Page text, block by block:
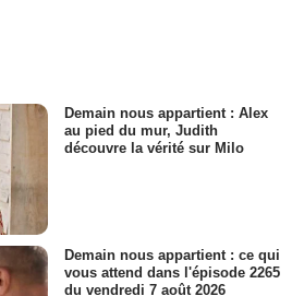
Demain nous appartient : Alex
au pied du mur, Judith
découvre la vérité sur Milo
Demain nous appartient : ce qui
vous attend dans l'épisode 2265
du vendredi 7 août 2026